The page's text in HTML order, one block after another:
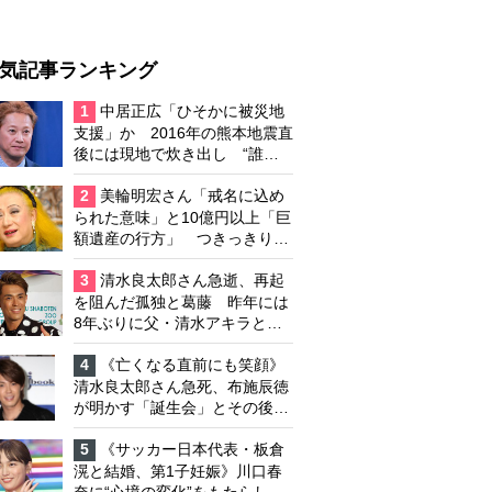
記事ランキング
1
中居正広「ひそかに被災地
支援」か 2016年の熊本地震直
後には現地で炊き出し “誰に
も知られなくて良い”と、むし
ろ強まる福祉活動への思い
2
美輪明宏さん「戒名に込め
られた意味」と10億円以上「巨
額遺産の行方」 つきっきりで
私生活をサポートしていた元俳
優が相続か
3
清水良太郎さん急逝、再起
を阻んだ孤独と葛藤 昨年には
8年ぶりに父・清水アキラと共
演、本格的な活動再開に向かっ
ていたが…周囲が懸念していた
「不安定なところ」
4
《亡くなる直前にも笑顔》
清水良太郎さん急死、布施辰徳
が明かす「誕生会」とその後の
メッセージ
5
《サッカー日本代表・板倉
滉と結婚、第1子妊娠》川口春